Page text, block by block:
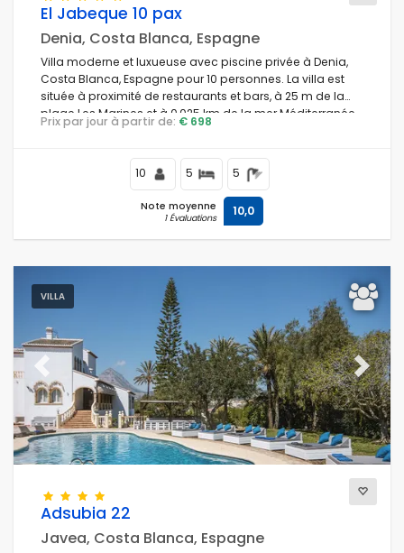
El Jabeque 10 pax
Denia, Costa Blanca, Espagne
Villa moderne et luxueuse avec piscine privée à Denia,
Costa Blanca, Espagne pour 10 personnes. La villa est
située à proximité de restaurants et bars, à 25 m de la
plage Les Marines et à 0,025 km de la mer Méditerranée.
Prix par jour à partir de: € 698
10 5 5
Note moyenne
1 Évaluations 10,0
VILLA
Previous Next
Adsubia 22
Javea, Costa Blanca, Espagne